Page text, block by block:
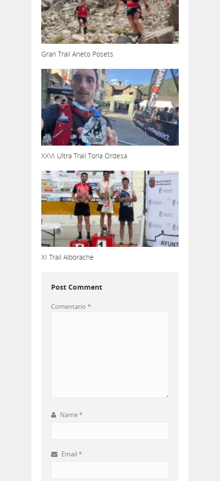
Gran Trail Aneto Posets
XXVI Ultra Trail Torla Ordesa
XI Trail Alborache
Post Comment
Comentario *
Name*
Email *